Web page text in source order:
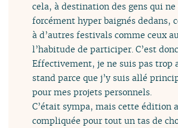
cela, à destination des gens qui ne
forcément hyper baignés dedans,
à d’autres festivals comme ceux
l’habitude de participer. C’est
Effectivement, je ne suis pas trop
stand parce que j’y suis allé
pour mes projets personnels.
C’était sympa, mais cette édition
compliquée pour tout un tas de